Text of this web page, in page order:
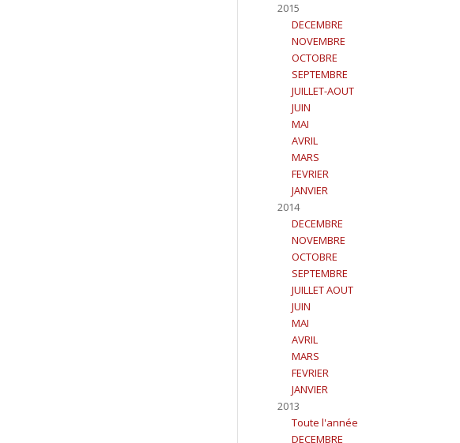
2015
DECEMBRE
NOVEMBRE
OCTOBRE
SEPTEMBRE
JUILLET-AOUT
JUIN
MAI
AVRIL
MARS
FEVRIER
JANVIER
2014
DECEMBRE
NOVEMBRE
OCTOBRE
SEPTEMBRE
JUILLET AOUT
JUIN
MAI
AVRIL
MARS
FEVRIER
JANVIER
2013
Toute l'année
DECEMBRE